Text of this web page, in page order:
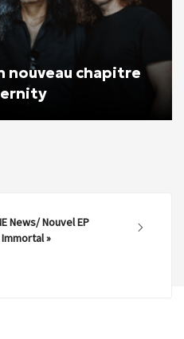
nouveau chapitre
News/ Nouvel EP
Immortal »